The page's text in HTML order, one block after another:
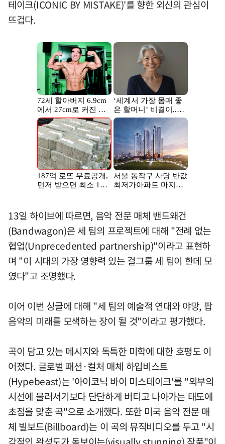
테이크(ICONIC BY MISTAKE)'를 향한 외신의 관심이
뜨겁다.
13일 하이브에 따르면, 음악 전문 매체 밴드왜건
(Bandwagon)은 세 팀의 프로젝트에 대해 "전례 없는
협업(Unprecedented partnership)"이라고 표현하
며 "이 시대의 가장 영향력 있는 걸그룹 세 팀이 한데 모
였다"고 조명했다.
이어 이번 싱글에 대해 "세 팀의 예술적 연대와 야망, 팝
음악의 미래를 모색하는 장이 될 것"이라고 평가했다.
곡이 담고 있는 메시지와 독특한 미학에 대한 호평도 이
어졌다. 글로벌 패션·컬처 매체 하입비스트
(Hypebeast)는 '아이코닉 바이 미스테이크'를 "외부의
시선에 물러서기보다 단단하게 버티고 나아가는 태도에
초점을 맞춘 곡"으로 소개했다. 또한 미국 음악 전문 매
체 빌보드(Billboard)는 이 곡의 뮤직비디오를 두고 "시